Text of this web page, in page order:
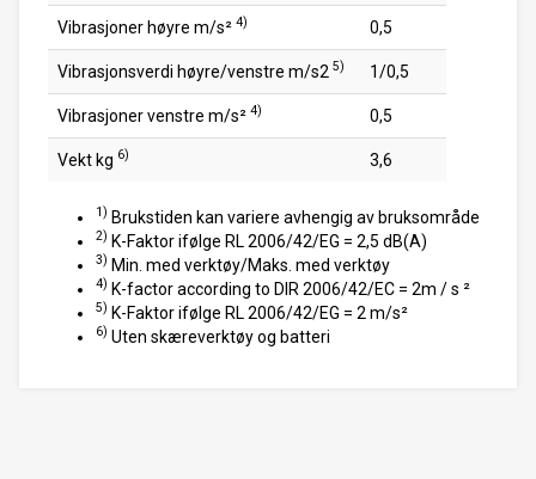
Vibrasjoner høyre m/s² 4) 0,5
Vibrasjonsverdi høyre/venstre m/s2 5) 1/0,5
Vibrasjoner venstre m/s² 4) 0,5
Vekt kg 6) 3,6
1) Brukstiden kan variere avhengig av bruksområde
2) K-Faktor ifølge RL 2006/42/EG = 2,5 dB(A)
3) Min. med verktøy/Maks. med verktøy
4) K-factor according to DIR 2006/42/EC = 2m / s ²
5) K-Faktor ifølge RL 2006/42/EG = 2 m/s²
6) Uten skæreverktøy og batteri